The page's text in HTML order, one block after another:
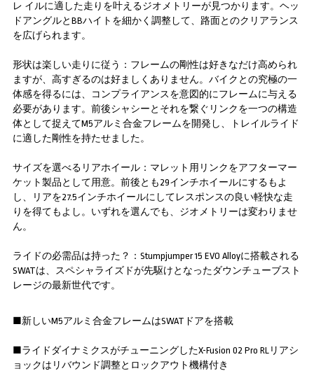
レ イルに適した走りを叶えるジオメトリーが見つかります。ヘッ
ドアングルとBBハイトを細かく調整して、路面とのクリアランス
を広げられます。
形状は楽しい走りに従う：フレームの剛性は好きなだけ高められ
ますが、高すぎるのは好ましくありません。バイクとの究極の一
体感を得るには、コンプライアンスを意図的にフレームに与える
必要があります。前後シャシーとそれを繋ぐリンクを一つの構造
体として捉えてM5アルミ合金フレームを開発し、トレイルライド
に適した剛性を持たせました。
サイズを選べるリアホイール：マレット用リンクをアフターマー
ケット製品として用意。前後とも29インチホイールにするもよ
し、リアを27.5インチホイールにしてレスポンスの良い軽快な走
りを得てもよし。いずれを選んでも、ジオメトリーは変わりませ
ん。
ライドの必需品は持った？：Stumpjumper 15 EVO Alloyに搭載される
SWATは、スペシャライズドが先駆けとなったダウンチューブスト
レージの最新世代です。
■新しいM5アルミ合金フレームはSWATドアを搭載
■ライドダイナミクスがチューニングしたX-Fusion 02 Pro RLリアシ
ョックはリバウンド調整とロックアウト機構付き